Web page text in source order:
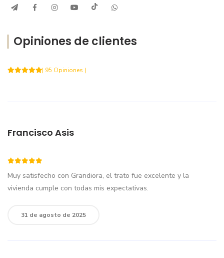
Opiniones de clientes
( 95 Opiniones )
Francisco Asis
Muy satisfecho con Grandiora, el trato fue excelente y la
vivienda cumple con todas mis expectativas.
31 de agosto de 2025